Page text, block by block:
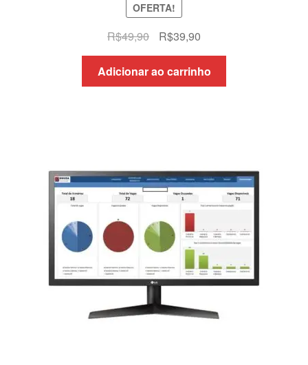
5.00de 5
OFERTA!
R$49,90
O
preço
original
era:
R$39,90O
preço
atual
é:
Adicionar ao carrinho